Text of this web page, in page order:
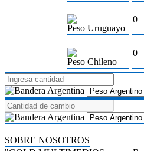
Peso Uruguayo
0
Peso Chileno
0
SOBRE NOSOTROS